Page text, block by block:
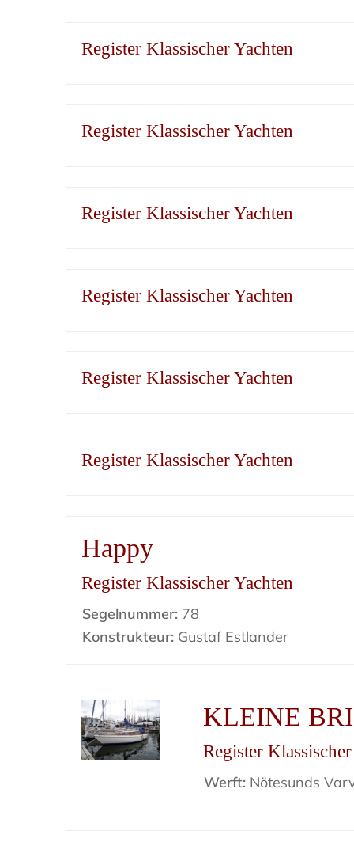
Register Klassischer Yachten
Register Klassischer Yachten
Register Klassischer Yachten
Register Klassischer Yachten
Register Klassischer Yachten
Register Klassischer Yachten
Happy
Register Klassischer Yachten
Segelnummer: 78
Konstrukteur: Gustaf Estlander
KLEINE
Register
Werft: Nötesunds